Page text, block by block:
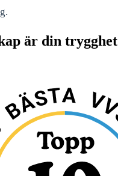
är din trygghet